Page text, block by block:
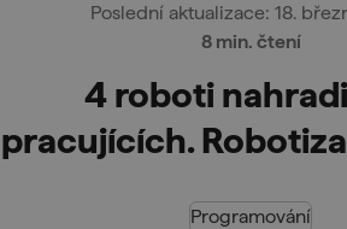
Poslední aktualizace: 18.
8 min. čtení
4 roboti
pracujících.
Programování